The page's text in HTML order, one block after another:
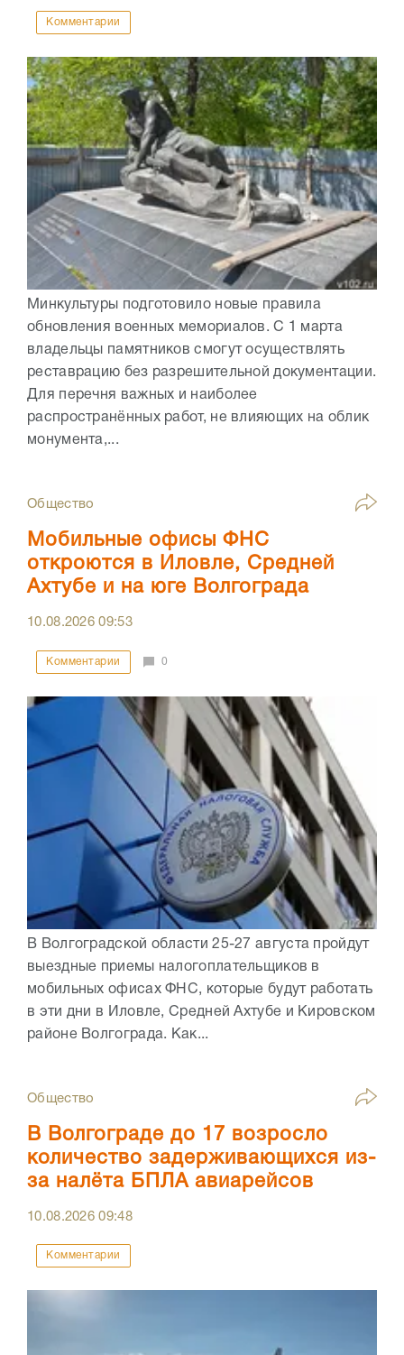
Комментарии
Минкультуры подготовило новые правила
обновления военных мемориалов. С 1 марта
владельцы памятников смогут осуществлять
реставрацию без разрешительной документации.
Для перечня важных и наиболее
распространённых работ, не влияющих на облик
монумента,...
Общество
Мобильные офисы ФНС
откроются в Иловле, Средней
Ахтубе и на юге Волгограда
10.08.202609:53
Комментарии 0
В Волгоградской области 25-27 августа пройдут
выездные приемы налогоплательщиков в
мобильных офисах ФНС, которые будут работать
в эти дни в Иловле, Средней Ахтубе и Кировском
районе Волгограда. Как...
Общество
В Волгограде до 17 возросло
количество задерживающихся из-
за налёта БПЛА авиарейсов
10.08.202609:48
Комментарии